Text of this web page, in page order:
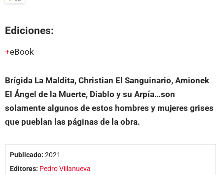
Ediciones:
eBook
Brígida La Maldita, Christian El Sanguinario, Amionek
El Ángel de la Muerte, Diablo y su Arpía…son
solamente algunos de estos hombres y mujeres grises
que pueblan las páginas de la obra.
Publicado: 2021
Editores: Pedro Villanueva